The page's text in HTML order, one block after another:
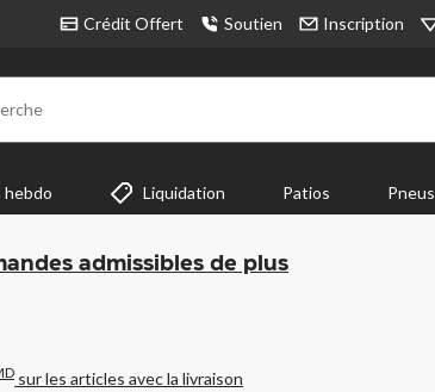
Crédit Offert Soutien Inscription
Liquidation Patios Pneus
admissibles de plus
sur les articles avec la livraison